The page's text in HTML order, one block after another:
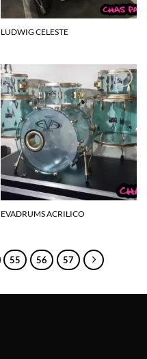
LUDWIG CELESTE
Agregar
a la
lista de
deseos
EVADRUMS ACRILICO
55 56 57